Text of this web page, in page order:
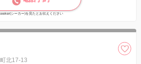
シーカー)を見たとお伝えください
北17-13